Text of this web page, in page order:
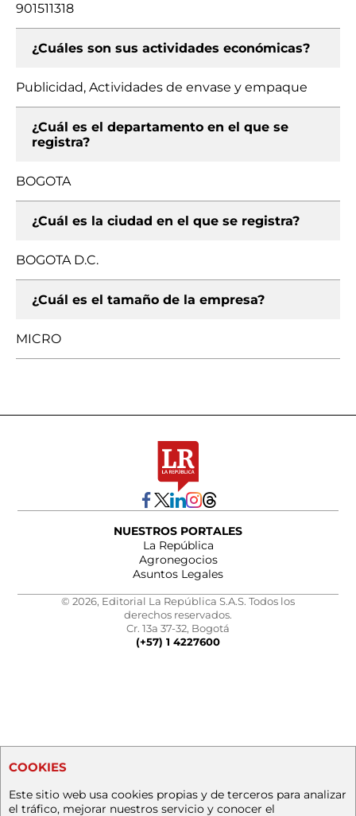
901511318
¿Cuáles son sus actividades económicas?
Publicidad, Actividades de envase y empaque
¿Cuál es el departamento en el que se
registra?
BOGOTA
¿Cuál es la ciudad en el que se registra?
BOGOTA D.C.
¿Cuál es el tamaño de la empresa?
MICRO
NUESTROS PORTALES
La República
Agronegocios
Asuntos Legales
© 2026, Editorial La República S.A.S. Todos los
derechos reservados.
Cr. 13a 37-32, Bogotá
(+57) 1 4227600
COOKIES
Este sitio web usa cookies propias y de terceros para analizar
el tráfico, mejorar nuestros servicio y conocer el